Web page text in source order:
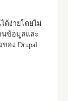
ด้ง่ายโดยไม่
นข้อมูลและ
อง Drupal